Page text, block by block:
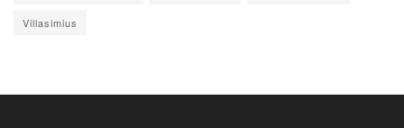
Villasimius